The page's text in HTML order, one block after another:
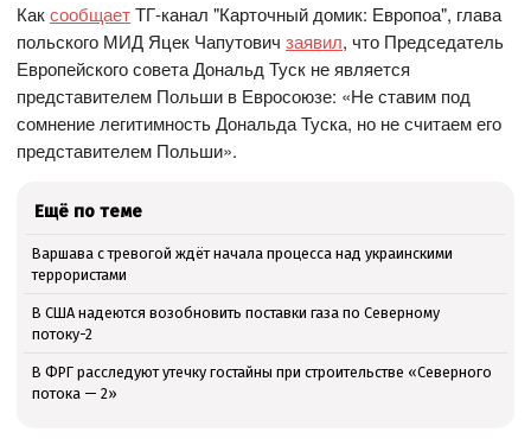
КаксообщаетТГ-канал "Карточный домик: Европоа", глава
польского МИД Яцек Чапутовичзаявил, что Председатель
Европейского совета Дональд Туск не является
представителем Польши в Евросоюзе: «Не ставим под
сомнение легитимность Дональда Туска, но не считаем его
представителем Польши».
Ещё по теме
Варшава с тревогой ждёт начала процесса над украинскими
террористами
В США надеются возобновить поставки газа по Северному
потоку-2
В ФРГ расследуют утечку гостайны при строительстве «Северного
потока — 2»